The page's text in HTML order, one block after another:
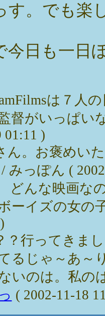
す。でも楽
今日も一日
は７人
督がいっぱい
01:11 )
ん。お褒めい
みっぽん (
どんな映画な
ーイズの女の
？行ってきま
るじゃ～あ～
いのは。私の
( 2002-11-18